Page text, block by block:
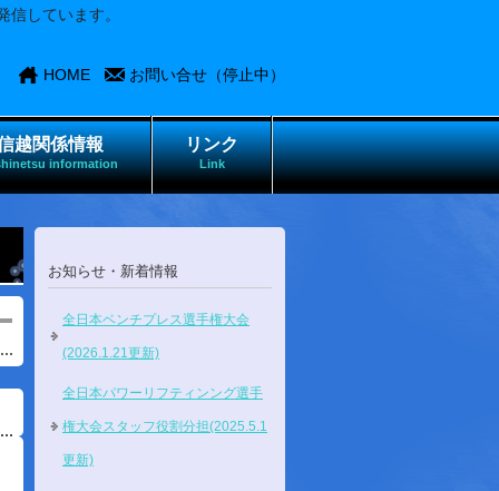
しています。
HOME お問い合せ（停止中）
越関係情報
information
リンク
Link
お知らせ・新着情報
全日本ベンチプレス選手権大会
(2026.1.21更新)
全日本パワーリフティンング選手
権大会スタッフ役割分担(2025.5.1
更新)